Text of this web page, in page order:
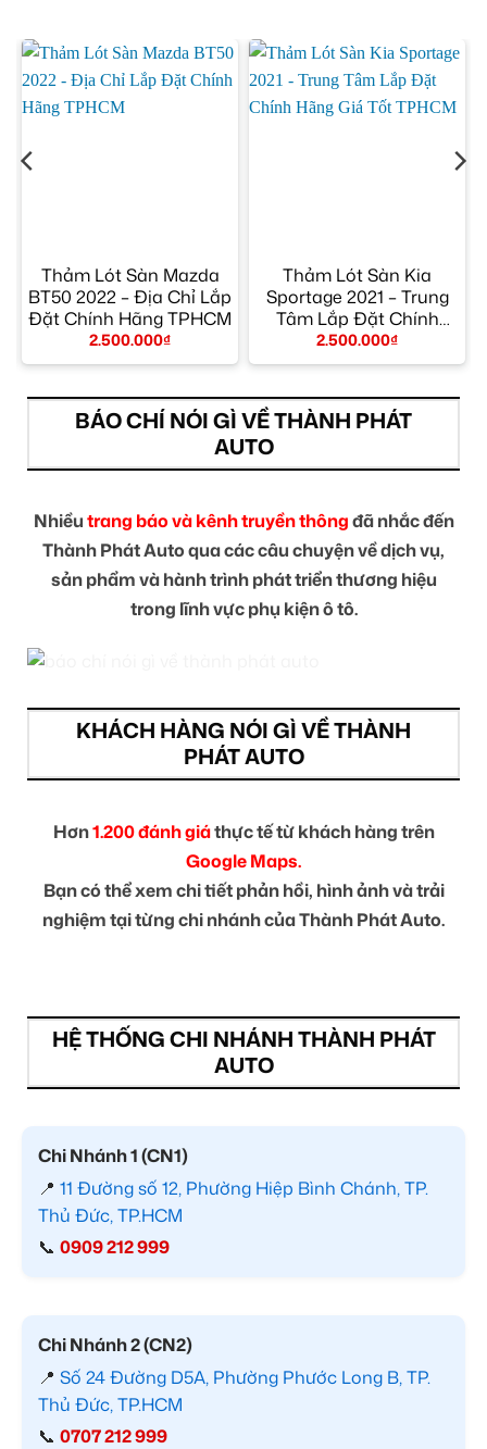
Thảm Lót Sàn Mazda
BT50 2022 – Địa Chỉ Lắp
Đặt Chính Hãng TPHCM
2.500.000₫
Thảm Lót Sàn Kia
Sportage 2021 – Trung
Tâm Lắp Đặt Chính
Hãng Giá Tốt TPHCM
2.500.000₫
BÁO CHÍ NÓI GÌ VỀ THÀNH PHÁT
AUTO
Nhiềutrang báo và kênh truyền thôngđã nhắc đến
Thành Phát Auto qua các câu chuyện về dịch vụ,
sản phẩm và hành trình phát triển thương hiệu
trong lĩnh vực phụ kiện ô tô.
KHÁCH HÀNG NÓI GÌ VỀ THÀNH
PHÁT AUTO
Hơn1.200 đánh giáthực tế từ khách hàng trên
Google Maps.
Bạn có thể xem chi tiết phản hồi, hình ảnh và trải
nghiệm tại từng chi nhánh của Thành Phát Auto.
HỆ THỐNG CHI NHÁNH THÀNH PHÁT
AUTO
Chi Nhánh 1 (CN1)
📍 11 Đường số 12, Phường Hiệp Bình Chánh, TP.
Thủ Đức, TP.HCM
📞 0909 212 999
Chi Nhánh 2 (CN2)
📍 Số 24 Đường D5A, Phường Phước Long B, TP.
Thủ Đức, TP.HCM
📞 0707 212 999